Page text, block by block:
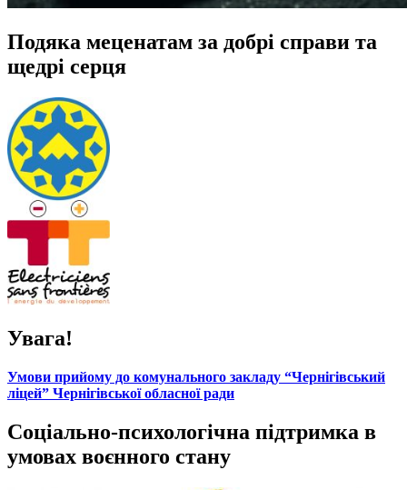
Подяка меценатам за добрі справи та
щедрі серця
Увага!
Умови прийому до комунального закладу “Чернігівський
ліцей” Чернігівської обласної ради
Соціально-психологічна підтримка в
умовах воєнного стану